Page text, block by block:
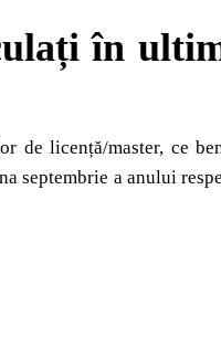
în
de licență/master, ce
septembrie a anului